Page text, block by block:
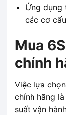
Ứng dụng
các cơ
Mua
chính
Việc lựa
chính hãng
suất vận